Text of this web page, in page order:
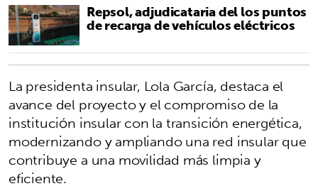
Repsol, adjudicataria del los puntos
de recarga de vehículos eléctricos
La presidenta insular, Lola García, destaca el
avance del proyecto y el compromiso de la
institución insular con la transición energética,
modernizando y ampliando una red insular que
contribuye a una movilidad más limpia y
eficiente.